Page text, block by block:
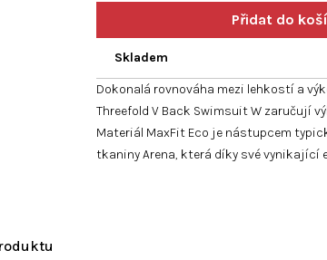
Dokonalá rovnováha mezi lehkostí a
Threefold V Back Swimsuit W zaručují
Materiál MaxFit Eco je nástupcem
tkaniny Arena, která díky své vynikající
Skladem